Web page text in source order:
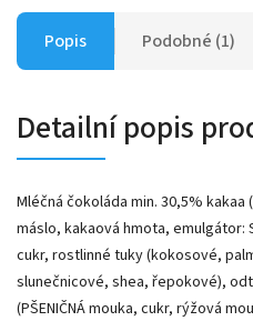
Popis Podobné (1)
Detailní popis
Mléčná čokoláda min. 30,5% kakaa
máslo, kakaová hmota, emulgátor:
cukr, rostlinné tuky (kokosové,
slunečnicové, shea, řepokové),
(PŠENIČNÁ mouka, cukr, rýžová